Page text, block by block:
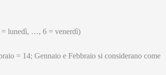
= lunedì, …, 6 = venerdì)
= 14; Gennaio e Febbraio si considerano come